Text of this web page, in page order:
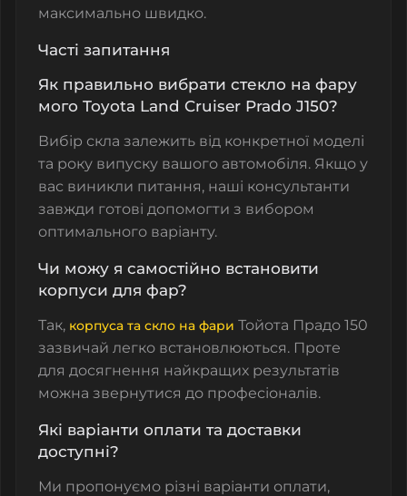
максимально швидко.
Часті запитання
Як правильно вибрати стекло на фару
мого Toyota Land Cruiser Prado J150?
Вибір скла залежить від конкретної моделі
та року випуску вашого автомобіля. Якщо у
вас виникли питання, наші консультанти
завжди готові допомогти з вибором
оптимального варіанту.
Чи можу я самостійно встановити
корпуси для фар?
Так, корпуса та скло на фари Тойота Прадо 150
зазвичай легко встановлюються. Проте
для досягнення найкращих результатів
можна звернутися до професіоналів.
Які варіанти оплати та доставки
доступні?
Ми пропонуємо різні варіанти оплати,